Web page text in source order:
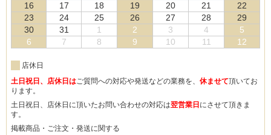
16
17 18 19 20 21
22
23
24 25 26 27 28
29
30
31 1 2 3 4
5
6
7 8 9 10 11 12
店休日
土日祝日、店休日はご質問への対応や発送などの業務を、 休ませて頂いてお
ります。
土日祝日、店休日に頂いたお問い合わせの対応は翌営業日 にさせて頂きま
す。
掲載商品・ご注文・発送に関する